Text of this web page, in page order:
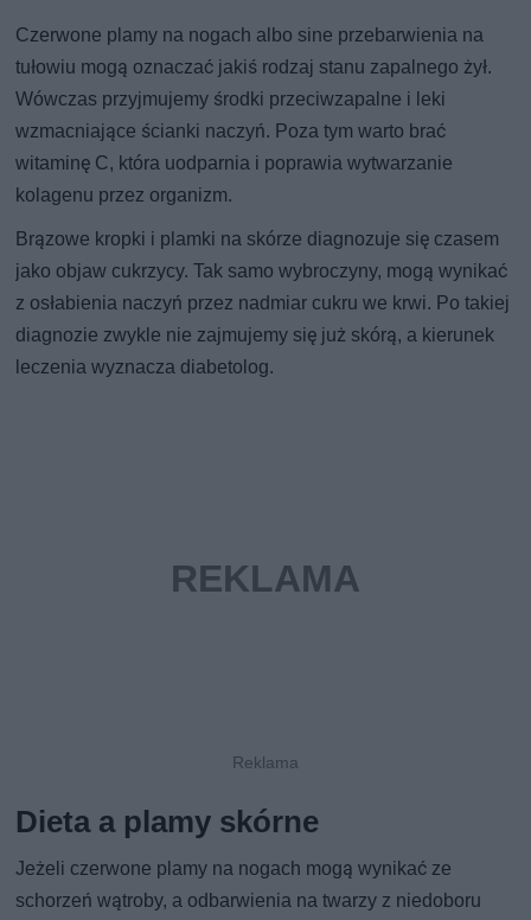
Czerwone plamy na nogach albo sine przebarwienia na
tułowiu mogą oznaczać jakiś rodzaj stanu zapalnego żył.
Wówczas przyjmujemy środki przeciwzapalne i leki
wzmacniające ścianki naczyń. Poza tym warto brać
witaminę C, która uodparnia i poprawia wytwarzanie
kolagenu przez organizm.
Brązowe kropki i plamki na skórze diagnozuje się czasem
jako objaw cukrzycy. Tak samo wybroczyny, mogą wynikać
z osłabienia naczyń przez nadmiar cukru we krwi. Po takiej
diagnozie zwykle nie zajmujemy się już skórą, a kierunek
leczenia wyznacza diabetolog.
Dieta a plamy skórne
Jeżeli czerwone plamy na nogach mogą wynikać ze
schorzeń wątroby, a odbarwienia na twarzy z niedoboru